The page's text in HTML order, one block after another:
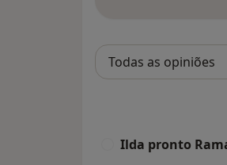
Ilda pronto